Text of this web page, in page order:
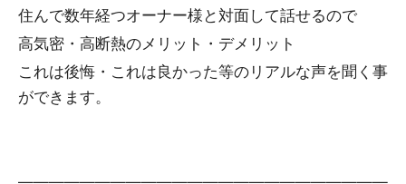
住んで数年経つオーナー様と対面して話せるので
高気密・高断熱のメリット・デメリット
これは後悔・これは良かった等のリアルな声を聞く事
ができます。